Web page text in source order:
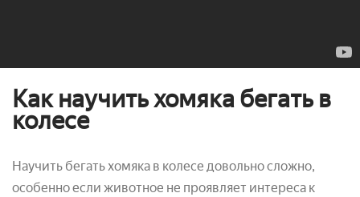
Как научить хомяка бегать в
колесе
Научить бегать хомяка в колесе довольно сложно,
особенно если животное не проявляет интереса к